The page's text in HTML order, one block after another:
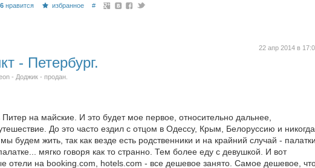
нравится избранное #
22 апр 2014 в
- Петербург.
- Доджик - продан.
на майские. И это будет мое первое, относительно дальнее,
До это часто ездил с отцом в Одессу, Крым, Белоруссию и никогда
будем жить, так как везде есть родственники и на крайний случай - палатки.
мягко говоря как то странно. Тем более еду с девушкой. И вот
отели на booking.com, hotels.com - все дешевое занято. Самое дешевое,